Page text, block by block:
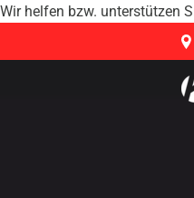
Wir helfen bzw. unterstützen